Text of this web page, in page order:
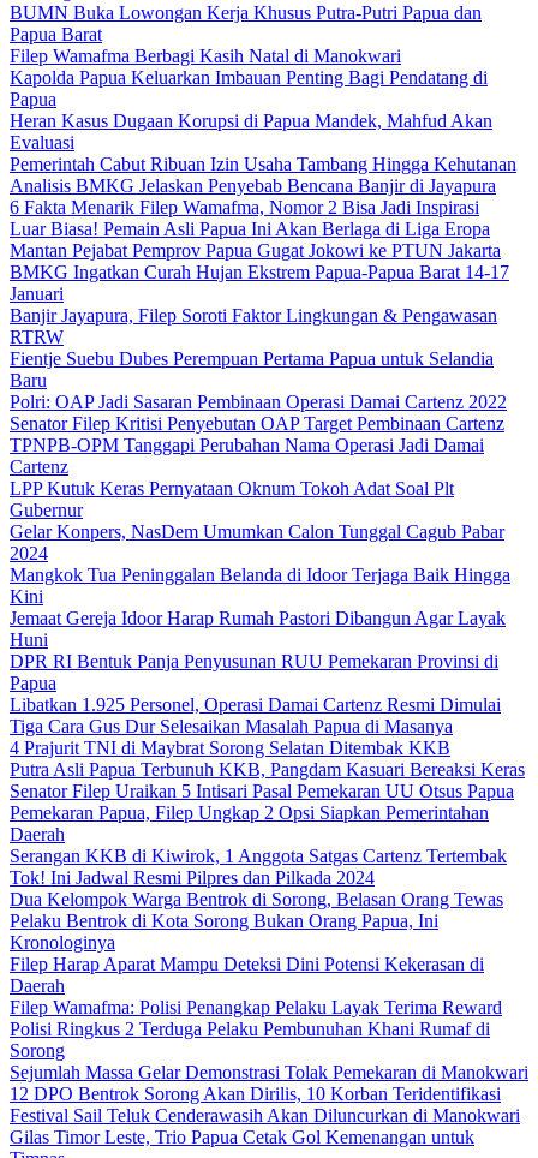
BUMN Buka Lowongan Kerja Khusus Putra-Putri Papua dan
Papua Barat
Filep Wamafma Berbagi Kasih Natal di Manokwari
Kapolda Papua Keluarkan Imbauan Penting Bagi Pendatang di
Papua
Heran Kasus Dugaan Korupsi di Papua Mandek, Mahfud Akan
Evaluasi
Pemerintah Cabut Ribuan Izin Usaha Tambang Hingga Kehutanan
Analisis BMKG Jelaskan Penyebab Bencana Banjir di Jayapura
6 Fakta Menarik Filep Wamafma, Nomor 2 Bisa Jadi Inspirasi
Luar Biasa! Pemain Asli Papua Ini Akan Berlaga di Liga Eropa
Mantan Pejabat Pemprov Papua Gugat Jokowi ke PTUN Jakarta
BMKG Ingatkan Curah Hujan Ekstrem Papua-Papua Barat 14-17
Januari
Banjir Jayapura, Filep Soroti Faktor Lingkungan & Pengawasan
RTRW
Fientje Suebu Dubes Perempuan Pertama Papua untuk Selandia
Baru
Polri: OAP Jadi Sasaran Pembinaan Operasi Damai Cartenz 2022
Senator Filep Kritisi Penyebutan OAP Target Pembinaan Cartenz
TPNPB-OPM Tanggapi Perubahan Nama Operasi Jadi Damai
Cartenz
LPP Kutuk Keras Pernyataan Oknum Tokoh Adat Soal Plt
Gubernur
Gelar Konpers, NasDem Umumkan Calon Tunggal Cagub Pabar
2024
Mangkok Tua Peninggalan Belanda di Idoor Terjaga Baik Hingga
Kini
Jemaat Gereja Idoor Harap Rumah Pastori Dibangun Agar Layak
Huni
DPR RI Bentuk Panja Penyusunan RUU Pemekaran Provinsi di
Papua
Libatkan 1.925 Personel, Operasi Damai Cartenz Resmi Dimulai
Tiga Cara Gus Dur Selesaikan Masalah Papua di Masanya
4 Prajurit TNI di Maybrat Sorong Selatan Ditembak KKB
Putra Asli Papua Terbunuh KKB, Pangdam Kasuari Bereaksi Keras
Senator Filep Uraikan 5 Intisari Pasal Pemekaran UU Otsus Papua
Pemekaran Papua, Filep Ungkap 2 Opsi Siapkan Pemerintahan
Daerah
Serangan KKB di Kiwirok, 1 Anggota Satgas Cartenz Tertembak
Tok! Ini Jadwal Resmi Pilpres dan Pilkada 2024
Dua Kelompok Warga Bentrok di Sorong, Belasan Orang Tewas
Pelaku Bentrok di Kota Sorong Bukan Orang Papua, Ini
Kronologinya
Filep Harap Aparat Mampu Deteksi Dini Potensi Kekerasan di
Daerah
Filep Wamafma: Polisi Penangkap Pelaku Layak Terima Reward
Polisi Ringkus 2 Terduga Pelaku Pembunuhan Khani Rumaf di
Sorong
Sejumlah Massa Gelar Demonstrasi Tolak Pemekaran di Manokwari
12 DPO Bentrok Sorong Akan Dirilis, 10 Korban Teridentifikasi
Festival Sail Teluk Cenderawasih Akan Diluncurkan di Manokwari
Gilas Timor Leste, Trio Papua Cetak Gol Kemenangan untuk